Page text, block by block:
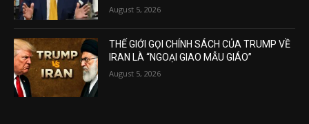
August 5, 2026
THẾ GIỚI GỌI CHÍNH SÁCH CỦA TRUMP VỀ
IRAN LÀ “NGOẠI GIAO MẪU GIÁO”
August 5, 2026